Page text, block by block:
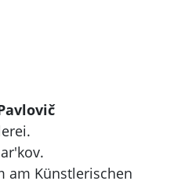
am Künstlerischen